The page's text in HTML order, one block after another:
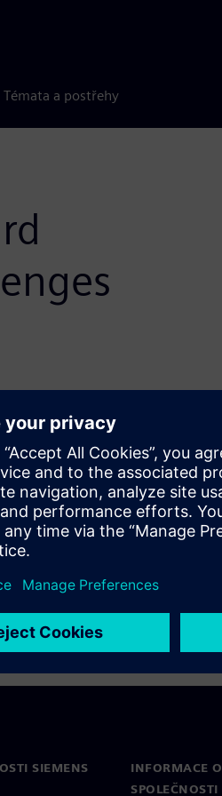
Témata a postřehy
simultaneously. To
systems integration,
thermal, and PCB
efficiently with
SIEMENS
INFORMACE O
SPOLEČNOSTI